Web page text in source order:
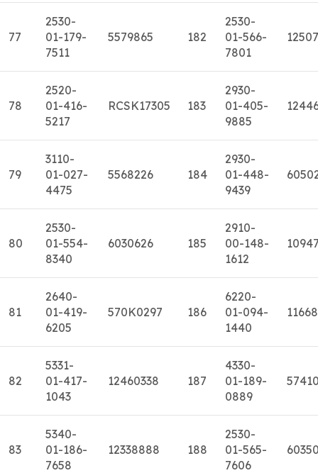
77
2530-
01-179-
7511
5579865 182
2530-
01-566-
7801
78
2520-
01-416-
5217
RCSK17305 183
2930-
01-405-
9885
79
3110-
01-027-
4475
5568226 184
2930-
01-448-
9439
80
2530-
01-554-
8340
6030626 185
2910-
00-148-
1612
81
2640-
01-419-
6205
570K0297 186
6220-
01-094-
1440
82
5331-
01-417-
1043
12460338 187
4330-
01-189-
0889
83
5340-
01-186-
7658
12338888 188
2530-
01-565-
7606